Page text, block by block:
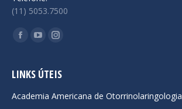
(11) 5053.7500
Encontre-nos em:
Facebook
opens
new
YouTube
opens
new
Instagram
opens
new
LINKS ÚTEIS
Academia Americana de Otorrinolaringologia